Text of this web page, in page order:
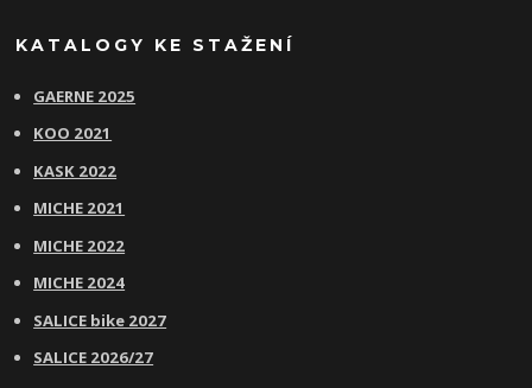
KATALOGY KE STAŽENÍ
GAERNE 2025
KOO 2021
KASK 2022
MICHE 2021
MICHE 2022
MICHE 2024
SALICE bike 2027
SALICE 2026/27